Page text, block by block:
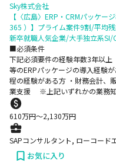
Sky株式会社
【〈広島〉ERP・CRMパッケ
365 ）】プライム案件9割/平均
新卒就職人気企業/大手独立系SI/
■必須条件
下記必須要件の経験年数3年以上
等のERPパッケージの導入経験
程の経験がある方 ・財務会計、
業支援 ※上記いずれかの業務
610万円〜2,130万円
SAPコンサルタント, ローコード
お気に入り